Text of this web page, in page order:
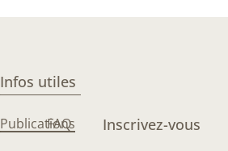
Infos utiles
Publications
FAQ Inscrivez-vous